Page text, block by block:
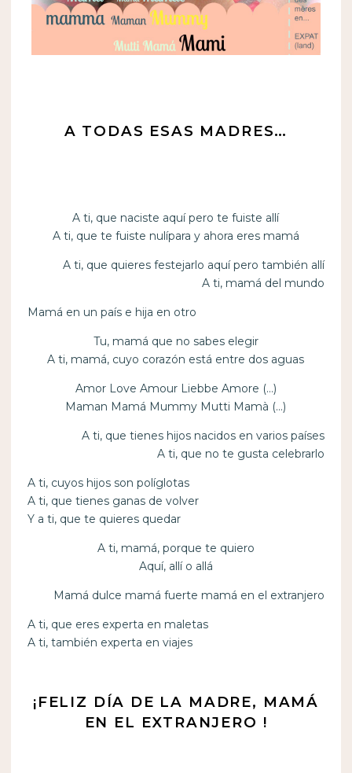
A TODAS ESAS MADRES…
A ti, que naciste aquí pero te fuiste allí
A ti, que te fuiste nulípara y ahora eres mamá
A ti, que quieres festejarlo aquí pero también allí
A ti, mamá del mundo
Mamá en un país e hija en otro
Tu, mamá que no sabes elegir
A ti, mamá, cuyo corazón está entre dos aguas
Amor Love Amour Liebbe Amore (…)
Maman Mamá Mummy Mutti Mamà (…)
A ti, que tienes hijos nacidos en varios países
A ti, que no te gusta celebrarlo
A ti, cuyos hijos son políglotas
A ti, que tienes ganas de volver
Y a ti, que te quieres quedar
A ti, mamá, porque te quiero
Aquí, allí o allá
Mamá dulce mamá fuerte mamá en el extranjero
A ti, que eres experta en maletas
A ti, también experta en viajes
¡FELIZ DÍA DE LA MADRE, MAMÁ
EN EL EXTRANJERO !